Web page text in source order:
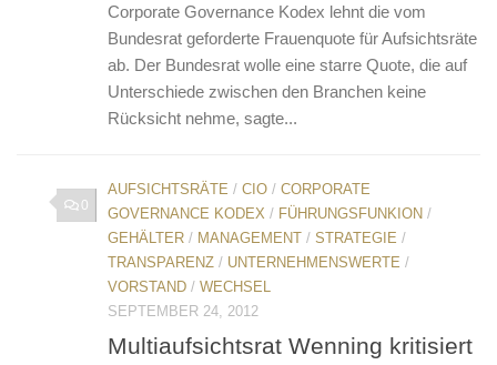
Corporate Governance Kodex lehnt die vom
Bundesrat geforderte Frauenquote für Aufsichtsräte
ab. Der Bundesrat wolle eine starre Quote, die auf
Unterschiede zwischen den Branchen keine
Rücksicht nehme, sagte...
0
AUFSICHTSRÄTE / CIO / CORPORATE
GOVERNANCE KODEX / FÜHRUNGSFUNKION /
GEHÄLTER / MANAGEMENT / STRATEGIE /
TRANSPARENZ / UNTERNEHMENSWERTE /
VORSTAND / WECHSEL
SEPTEMBER 24, 2012
Multiaufsichtsrat Wenning kritisiert